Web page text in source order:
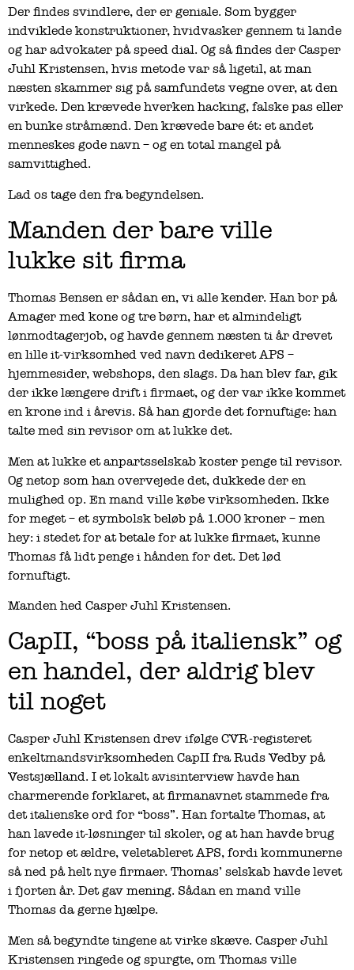
Der findes svindlere, der er geniale. Som bygger
indviklede konstruktioner, hvidvasker gennem ti lande
og har advokater på speed dial. Og så findes der Casper
Juhl Kristensen, hvis metode var så ligetil, at man
næsten skammer sig på samfundets vegne over, at den
virkede. Den krævede hverken hacking, falske pas eller
en bunke stråmænd. Den krævede bare ét: et andet
menneskes gode navn – og en total mangel på
samvittighed.
Lad os tage den fra begyndelsen.
Manden der bare ville
lukke sit firma
Thomas Bensen er sådan en, vi alle kender. Han bor på
Amager med kone og tre børn, har et almindeligt
lønmodtagerjob, og havde gennem næsten ti år drevet
en lille it-virksomhed ved navn dedikeret APS –
hjemmesider, webshops, den slags. Da han blev far, gik
der ikke længere drift i firmaet, og der var ikke kommet
en krone ind i årevis. Så han gjorde det fornuftige: han
talte med sin revisor om at lukke det.
Men at lukke et anpartsselskab koster penge til revisor.
Og netop som han overvejede det, dukkede der en
mulighed op. En mand ville købe virksomheden. Ikke
for meget – et symbolsk beløb på 1.000 kroner – men
hey: i stedet for at betale for at lukke firmaet, kunne
Thomas få lidt penge i hånden for det. Det lød
fornuftigt.
Manden hed Casper Juhl Kristensen.
CapII, “boss på italiensk” og
en handel, der aldrig blev
til noget
Casper Juhl Kristensen drev ifølge CVR-registeret
enkeltmandsvirksomheden CapII fra Ruds Vedby på
Vestsjælland. I et lokalt avisinterview havde han
charmerende forklaret, at firmanavnet stammede fra
det italienske ord for “boss”. Han fortalte Thomas, at
han lavede it-løsninger til skoler, og at han havde brug
for netop et ældre, veletableret APS, fordi kommunerne
så ned på helt nye firmaer. Thomas’ selskab havde levet
i fjorten år. Det gav mening. Sådan en mand ville
Thomas da gerne hjælpe.
Men så begyndte tingene at virke skæve. Casper Juhl
Kristensen ringede og spurgte, om Thomas ville